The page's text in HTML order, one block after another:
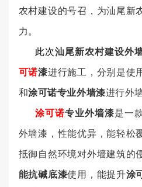
农村建设的号召，为汕尾新
力。
此次汕尾新农村建设外
可诺漆进行施工，分别是使
和涂可诺专业外墙漆进行外
涂可诺专业外墙漆是一
外墙漆，性能优异，能轻松
抵御自然环境对外墙建筑的
能抗碱底漆使用，能提升涂